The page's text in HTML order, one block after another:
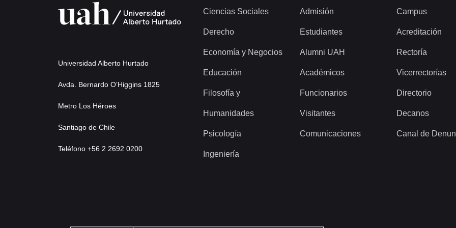
Universidad Alberto Hurtado
Avda. Bernardo O’Higgins 1825
Metro Los Héroes
Santiago de Chile
Teléfono +56 2 2692 0200
Ciencias Sociales
Derecho
Economía y Negocios
Educación
Filosofía y
Humanidades
Psicología
Ingeniería
Admisión
Estudiantes
Alumni UAH
Académicos
Funcionarios
Visitantes
Comunicaciones
Campus
Acreditación
Rectoría
Vicerrectorías
Directorio
Decanos
Canal de